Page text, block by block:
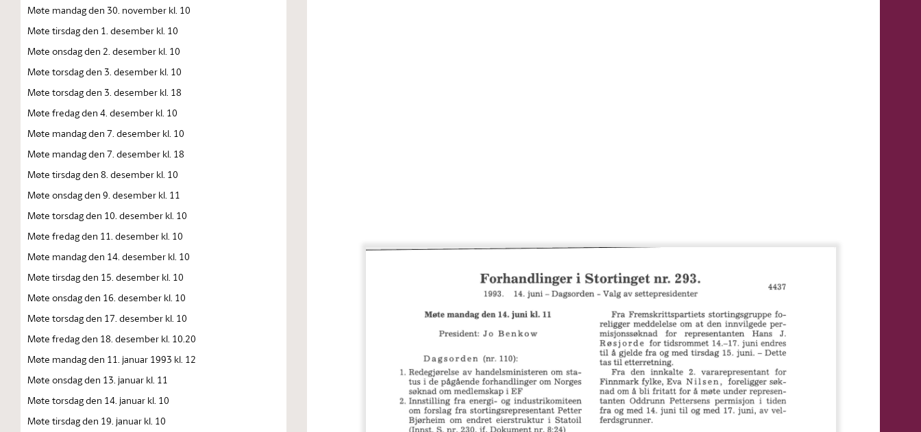
Møte mandag den 30. november kl. 10
Møte tirsdag den 1. desember kl. 10
Møte onsdag den 2. desember kl. 10
Møte torsdag den 3. desember kl. 10
Møte torsdag den 3. desember kl. 18
Møte fredag den 4. desember kl. 10
Møte mandag den 7. desember kl. 10
Møte mandag den 7. desember kl. 18
Møte tirsdag den 8. desember kl. 10
Møte onsdag den 9. desember kl. 11
Møte torsdag den 10. desember kl. 10
Møte fredag den 11. desember kl. 10
Møte mandag den 14. desember kl. 10
Møte tirsdag den 15. desember kl. 10
Møte onsdag den 16. desember kl. 10
Møte torsdag den 17. desember kl. 10
Møte fredag den 18. desember kl. 10.20
Møte mandag den 11. januar 1993 kl. 12
Møte onsdag den 13. januar kl. 11
Møte torsdag den 14. januar kl. 10
Møte tirsdag den 19. januar kl. 10